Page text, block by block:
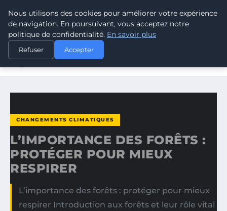
CLIMATE GUARDIAN
ACCUEIL
CHANGEMENTS CLIMATIQUES
L’IMPORTANCE DES FORÊTS : PROTÉGER POUR MIEUX
CHANGEMENTS CLIMATIQUES
L’IMPORTANCE DES FORÊTS :
PROTÉGER POUR MIEUX
RESPIRER
L’importance des forêts : protéger pour mieux
respirer Introduction aux forêts et leur rôle vital
Nous utilisons des cookies pour améliorer votre expérience
de navigation. En poursuivant, vous acceptez notre
politique de confidentialité. En savoir plus
Refuser Accepter